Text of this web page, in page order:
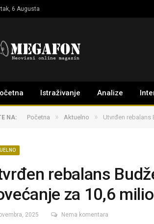
6 Augusta
Istraživanje Analize
NA: Početna » Aktuelno » Utvrđen rebalans
rebalans
za 10,6
2025 Nema komentara